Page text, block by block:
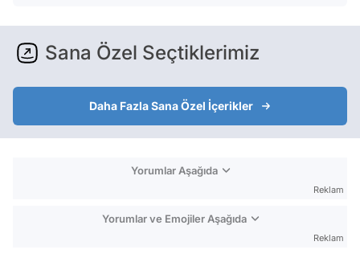
Sana Özel Seçtiklerimiz
Daha Fazla Sana Özel İçerikler
Yorumlar Aşağıda
Reklam
Yorumlar ve Emojiler Aşağıda
Reklam